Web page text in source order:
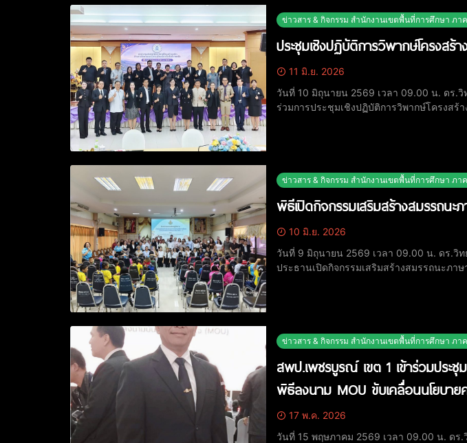
ข่าวสาร & กิจกรรม สำนักงานเขตพื้นที่การศึกษา ภา
ประชุมเชิงปฏิบัติการวิพากษ์โครงส
11 มิ.ย. 2026
วันที่ 10 มิถุนายน 2569 เวลา 09.00 น. ดร.
ร่วมการประชุมเชิงปฏิบัติการวิพากษ์โครงสร้
ข่าวสาร & กิจกรรม สำนักงานเขตพื้นที่การศึกษา ภา
พิธีเปิดกิจกรรมเสริมสร้างสมรรถน
10 มิ.ย. 2026
วันที่ 9 มิถุนายน 2569 เวลา 09.00 น. ดร.วิ
ประธานเปิดกิจกรรมเสริมสร้างสมรรถนะภา
ข่าวสาร & กิจกรรม สำนักงานเขตพื้นที่การศึกษา ภา
สพป.เพชรบูรณ์ เขต 1 เข้าร่วมประ
พิธีลงนาม MOU ขับเคลื่อนนโยบา
17 พ.ค. 2026
วันที่ 15 พฤษภาคม 2569 เวลา 09.00 น. ดร.